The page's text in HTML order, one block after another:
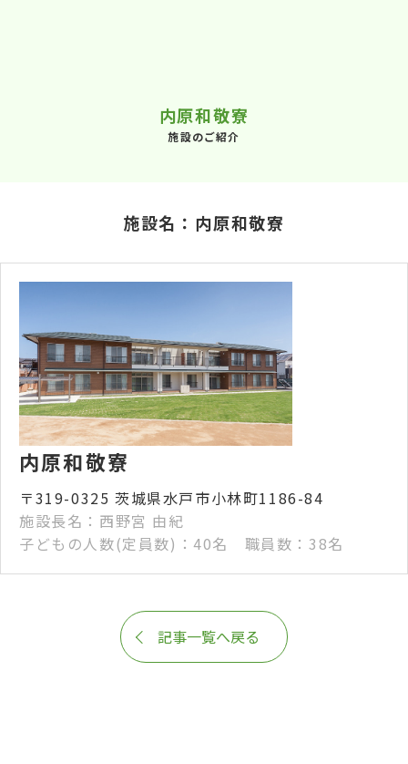
内原和敬寮
施設のご紹介
施設名：内原和敬寮
内原和敬寮
〒319-0325 茨城県水戸市小林町1186-84
施設長名：西野宮 由紀
子どもの人数(定員数)：40名 職員数：38名
記事一覧へ戻る